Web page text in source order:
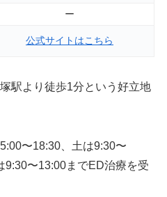
ー
公式サイトはこちら
駅より徒歩1分という好立地
〜18:30、土は9:30〜
9:30〜13:00までED治療を受